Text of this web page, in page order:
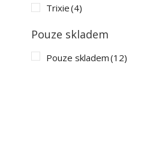
Trixie(4)
Pouze skladem
Pouze skladem(12)